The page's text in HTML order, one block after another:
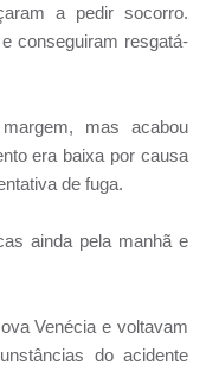
a pedir socorro.
conseguiram resgatá-
mas acabou
era baixa por causa
de fuga.
ainda pela manhã e
Venécia e voltavam
do acidente